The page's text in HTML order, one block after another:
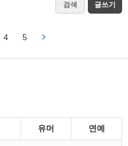
검색 글쓰기
4 5
유머 연예